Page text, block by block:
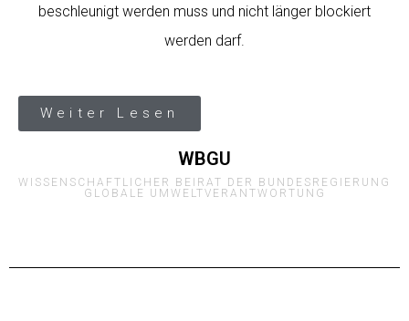
beschleunigt werden muss und nicht länger blockiert
werden darf.
Weiter Lesen
WBGU
WISSENSCHAFTLICHER BEIRAT DER BUNDESREGIERUNG
GLOBALE UMWELTVERANTWORTUNG